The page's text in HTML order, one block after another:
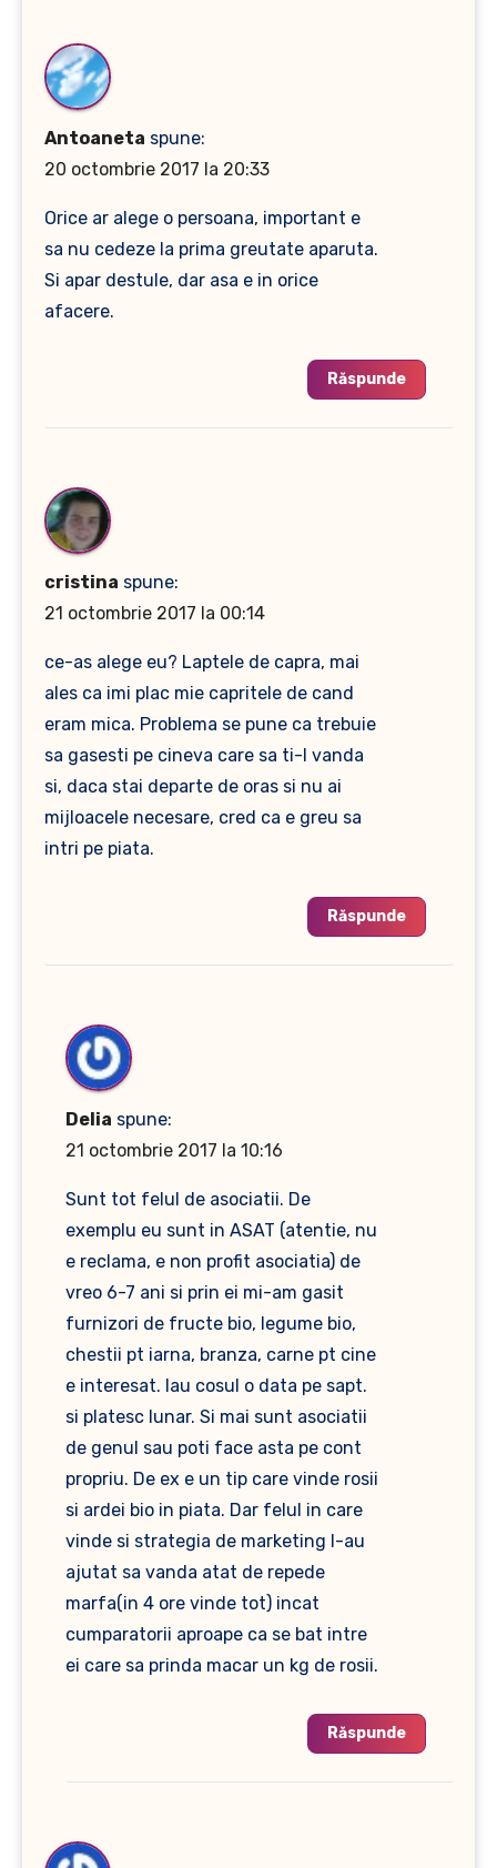
Antoaneta spune:
20 octombrie 2017 la 20:33
Orice ar alege o persoana, important e
sa nu cedeze la prima greutate aparuta.
Si apar destule, dar asa e in orice
afacere.
Răspunde
cristina spune:
21 octombrie 2017 la 00:14
ce-as alege eu? Laptele de capra, mai
ales ca imi plac mie capritele de cand
eram mica. Problema se pune ca trebuie
sa gasesti pe cineva care sa ti-l vanda
si, daca stai departe de oras si nu ai
mijloacele necesare, cred ca e greu sa
intri pe piata.
Răspunde
Delia spune:
21 octombrie 2017 la 10:16
Sunt tot felul de asociatii. De
exemplu eu sunt in ASAT (atentie, nu
e reclama, e non profit asociatia) de
vreo 6-7 ani si prin ei mi-am gasit
furnizori de fructe bio, legume bio,
chestii pt iarna, branza, carne pt cine
e interesat. Iau cosul o data pe sapt.
si platesc lunar. Si mai sunt asociatii
de genul sau poti face asta pe cont
propriu. De ex e un tip care vinde rosii
si ardei bio in piata. Dar felul in care
vinde si strategia de marketing l-au
ajutat sa vanda atat de repede
marfa(in 4 ore vinde tot) incat
cumparatorii aproape ca se bat intre
ei care sa prinda macar un kg de rosii.
Răspunde